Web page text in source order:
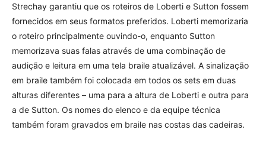
Strechay garantiu que os roteiros de Loberti e Sutton fossem
fornecidos em seus formatos preferidos. Loberti memorizaria
o roteiro principalmente ouvindo-o, enquanto Sutton
memorizava suas falas através de uma combinação de
audição e leitura em uma tela braile atualizável. A sinalização
em braile também foi colocada em todos os sets em duas
alturas diferentes – uma para a altura de Loberti e outra para
a de Sutton. Os nomes do elenco e da equipe técnica
também foram gravados em braile nas costas das cadeiras.